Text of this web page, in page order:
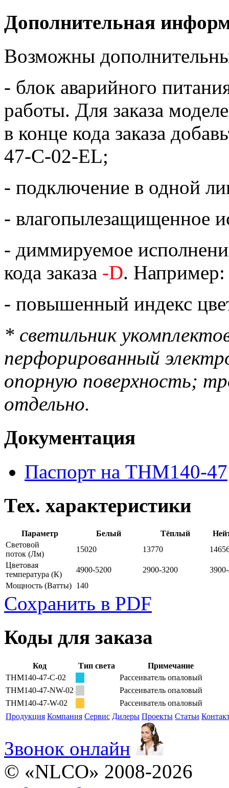
Дополнительная
Возможны
- блок аварийного
работы. Для заказа
в конце кода заказа
47-C-02-EL;
- подключение в одной
- влагопылезащищенное
- диммируемое
кода заказа -D.
- повышенный индекс
* светильник
перфорированный
опорную поверхность;
отдельно.
Документация
Паспорт на THM140-47
Тех. характеристики
Параметр Белый Тёплый
Световой
поток (Лм)
15020 13770
Цветовая
температура (К)
4900-5200 2900-3200
Мощность (Ватты) 140
Сохранить в PDF
Коды для заказа
Код Тип света
Примечание
THM140-47-С-02
Рассеиватель опаловый
THM140-47-NW-02
Рассеиватель опаловый
THM140-47-W-02
Рассеиватель опаловый
Продукция Компания Сервис Дилеры Проекты Статьи
Звонок онлайн
© «NLCO» 2008-2026